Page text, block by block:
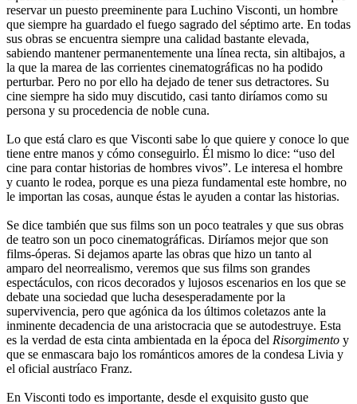
reservar un puesto preeminente para Luchino Visconti, un hombre
que siempre ha guardado el fuego sagrado del séptimo arte. En todas
sus obras se encuentra siempre una calidad bastante elevada,
sabiendo mantener permanentemente una línea recta, sin altibajos, a
la que la marea de las corrientes cinematográficas no ha podido
perturbar. Pero no por ello ha dejado de tener sus detractores. Su
cine siempre ha sido muy discutido, casi tanto diríamos como su
persona y su procedencia de noble cuna.
Lo que está claro es que Visconti sabe lo que quiere y conoce lo que
tiene entre manos y cómo conseguirlo. Él mismo lo dice: “uso del
cine para contar historias de hombres vivos”. Le interesa el hombre
y cuanto le rodea, porque es una pieza fundamental este hombre, no
le importan las cosas, aunque éstas le ayuden a contar las historias.
Se dice también que sus films son un poco teatrales y que sus obras
de teatro son un poco cinematográficas. Diríamos mejor que son
films-óperas. Si dejamos aparte las obras que hizo un tanto al
amparo del neorrealismo, veremos que sus films son grandes
espectáculos, con ricos decorados y lujosos escenarios en los que se
debate una sociedad que lucha desesperadamente por la
supervivencia, pero que agónica da los últimos coletazos ante la
inminente decadencia de una aristocracia que se autodestruye. Esta
es la verdad de esta cinta ambientada en la época del Risorgimento y
que se enmascara bajo los románticos amores de la condesa Livia y
el oficial austríaco Franz.
En Visconti todo es importante, desde el exquisito gusto que